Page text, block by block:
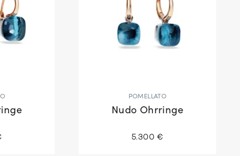
POMELLATO
Nudo Ohrringe
5.300 €